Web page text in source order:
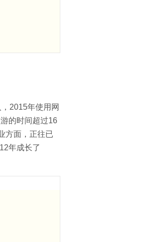
2015年使用网
的时间超过16
方面，正往已
年成长了